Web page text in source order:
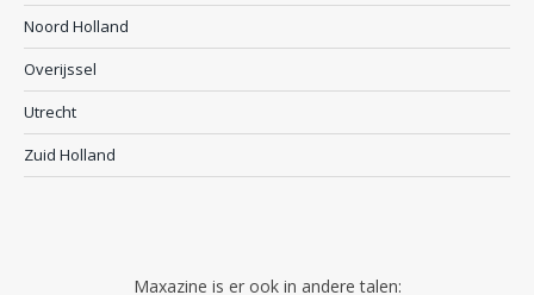
Noord Holland
Overijssel
Utrecht
Zuid Holland
Maxazine is er ook in andere talen: